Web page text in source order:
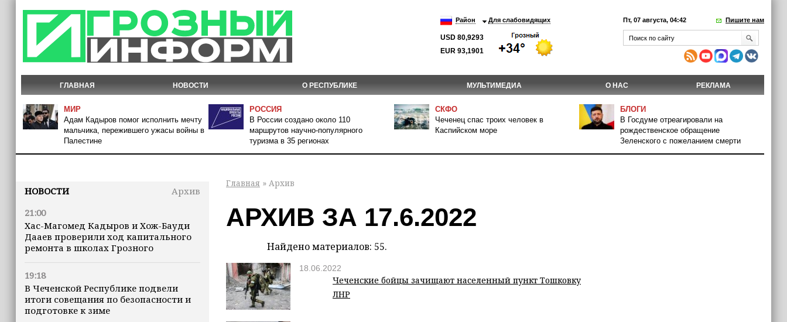
Район Для слабовидящих
USD 80,9293
EUR 93,1901
Пт, 07 августа, 04:42 Пишите нам
ГЛАВНАЯ НОВОСТИ О РЕСПУБЛИКЕ МУЛЬТИМЕДИА О НАС РЕКЛАМА
МИР
Адам Кадыров помог исполнить мечту
мальчика, пережившего ужасы войны в
Палестине
РОССИЯ
В России создано около 110
маршрутов научно-популярного
туризма в 35 регионах
СКФО
Чеченец спас троих человек в
Каспийском море
БЛОГИ
В Госдуме отреагировали на
рождественское обращение
Зеленского с пожеланием смерти
НОВОСТИ
Архив
21:00
Хас-Магомед Кадыров и Хож-Бауди
Дааев проверили ход капитального
ремонта в школах Грозного
19:18
В Чеченской Республике подвели
итоги совещания по безопасности и
подготовке к зиме
Главная » Архив
АРХИВ ЗА 17.6.2022
Найдено материалов: 55.
18.06.2022
Чеченские бойцы зачищают населенный пункт Тошковку
ЛНР